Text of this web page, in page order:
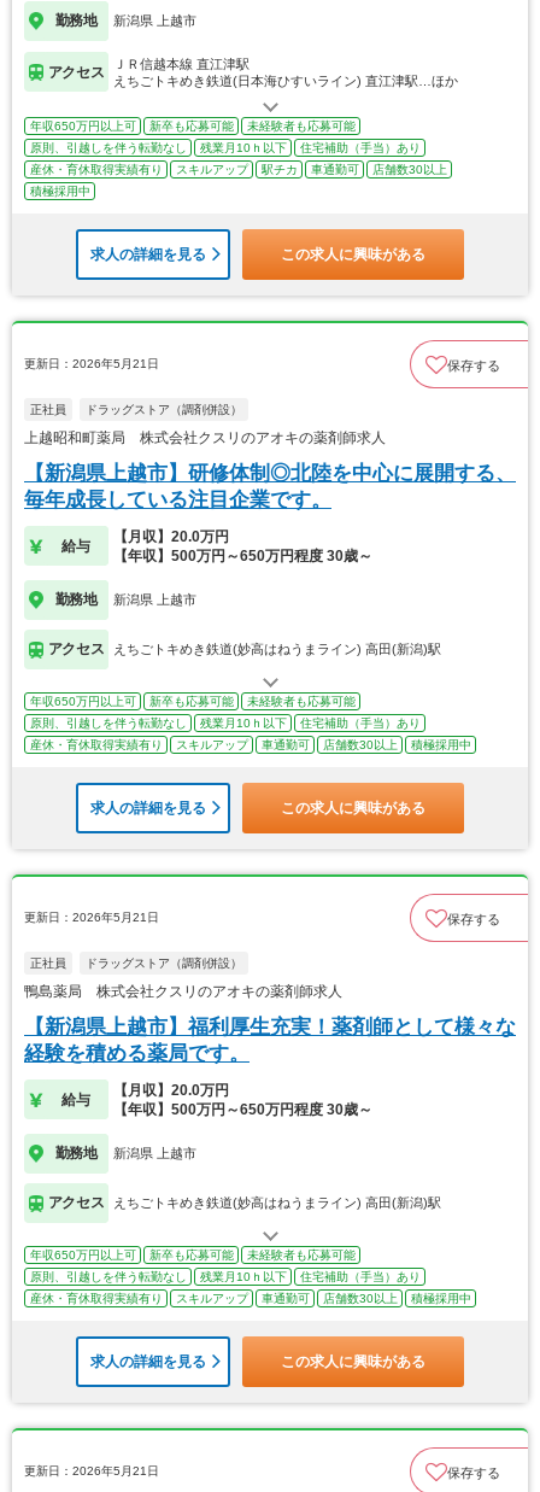
勤務地 新潟県 上越市
アクセス
ＪＲ信越本線 直江津駅
えちごトキめき鉄道(日本海ひすいライン) 直江津駅…ほか
年収650万円以上可 新卒も応募可能
未経験者も応募可能
原則、引越しを伴う転勤なし
残業月10ｈ以下
住宅補助（手当）あり
産休・育休取得実績有り
スキルアップ 駅チカ 車通勤可
店舗数30以上
積極採用中
求人の詳細を見る この求人に興味がある
更新日：2026年5月21日 保存する
正社員 ドラッグストア（調剤併設）
上越昭和町薬局 株式会社クスリのアオキの薬剤師求人
【新潟県上越市】研修体制◎北陸を中心に展開する、
毎年成長している注目企業です。
給与
【月収】20.0万円
【年収】500万円～650万円程度 30歳～
勤務地 新潟県 上越市
アクセス えちごトキめき鉄道(妙高はねうまライン) 高田(新潟)駅
年収650万円以上可 新卒も応募可能
未経験者も応募可能
原則、引越しを伴う転勤なし
残業月10ｈ以下
住宅補助（手当）あり
産休・育休取得実績有り
スキルアップ 車通勤可 店舗数30以上 積極採用中
求人の詳細を見る この求人に興味がある
更新日：2026年5月21日 保存する
正社員 ドラッグストア（調剤併設）
鴨島薬局 株式会社クスリのアオキの薬剤師求人
【新潟県上越市】福利厚生充実！薬剤師として様々な
経験を積める薬局です。
給与
【月収】20.0万円
【年収】500万円～650万円程度 30歳～
勤務地 新潟県 上越市
アクセス えちごトキめき鉄道(妙高はねうまライン) 高田(新潟)駅
年収650万円以上可 新卒も応募可能
未経験者も応募可能
原則、引越しを伴う転勤なし
残業月10ｈ以下
住宅補助（手当）あり
産休・育休取得実績有り
スキルアップ 車通勤可 店舗数30以上 積極採用中
求人の詳細を見る この求人に興味がある
更新日：2026年5月21日 保存する